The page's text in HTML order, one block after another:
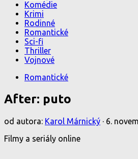
Komédie
Krimi
Rodinné
Romantické
Sci-fi
Thriller
Vojnové
Romantické
After: puto
od autora: Karol Márnický · 6.
Filmy a seriály online